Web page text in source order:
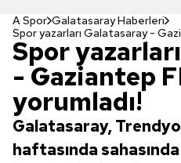
A Spor Galatasaray Haberleri
Spor yazarları Galatasaray -
Spor
- Gaziantep
yorumladı!
Galatasaray,
haftasında